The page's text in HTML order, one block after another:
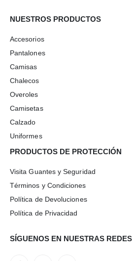
NUESTROS PRODUCTOS
Accesorios
Pantalones
Camisas
Chalecos
Overoles
Camisetas
Calzado
Uniformes
PRODUCTOS DE PROTECCIÓN
Visita Guantes y Seguridad
Términos y Condiciones
Política de Devoluciones
Política de Privacidad
SÍGUENOS EN NUESTRAS REDES